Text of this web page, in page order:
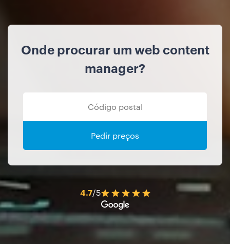
Onde procurar um web content
manager?
Pedir preços
4.7/5